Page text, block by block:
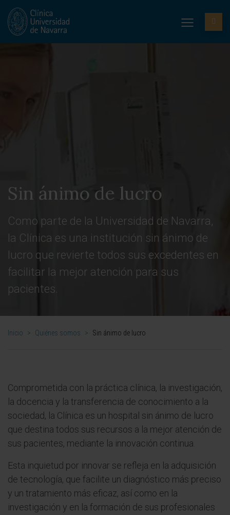
Sin ánimo de lucro
Como parte de la Universidad de Navarra,
la Clínica es una institución sin ánimo de
lucro que revierte todos sus excedentes en
facilitar la mejor atención para sus
pacientes.
Inicio > Quiénes somos > Sin ánimo de lucro
Comprometida con la práctica clínica, la investigación,
la docencia y la transferencia de conocimiento a la
sociedad, la Clínica es un hospital sin ánimo de lucro
que destina todos sus recursos a la mejor atención de
sus pacientes, mediante la innovación continua.
Esta inquietud por innovar se refleja en la adquisición
de tecnología, que facilite un diagnóstico más preciso
y un tratamiento más eficaz, así como en la
investigación y en la formación de sus profesionales